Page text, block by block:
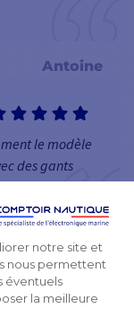
Antoine
le modèle
des gants
Carla